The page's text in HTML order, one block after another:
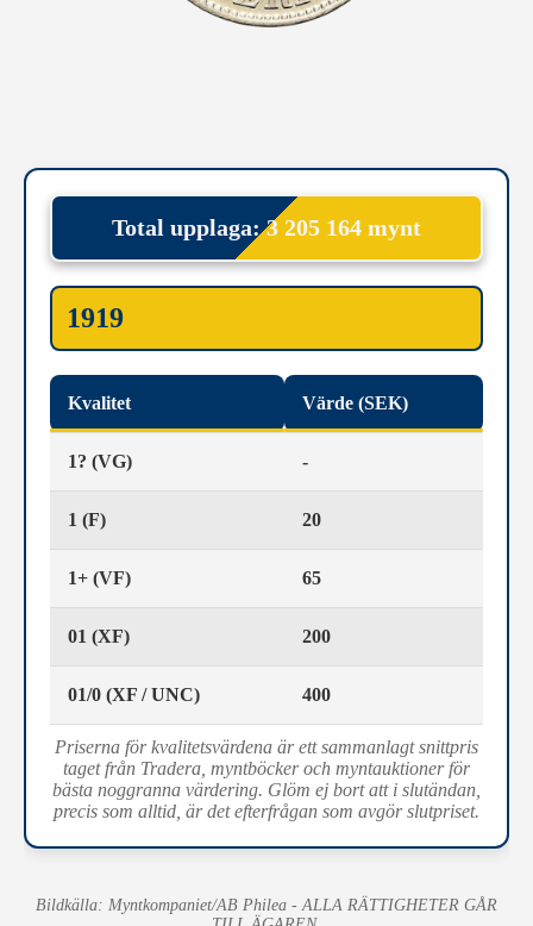
Total upplaga: 3 205 164 mynt
1919
Kvalitet Värde (SEK)
1? (VG) -
1 (F) 20
1+ (VF) 65
01 (XF) 200
01/0 (XF / UNC) 400
Priserna för kvalitetsvärdena är ett sammanlagt snittpris
taget från Tradera, myntböcker och myntauktioner för
bästa noggranna värdering. Glöm ej bort att i slutändan,
precis som alltid, är det efterfrågan som avgör slutpriset.
Bildkälla: Myntkompaniet/AB Philea - ALLA RÄTTIGHETER GÅR